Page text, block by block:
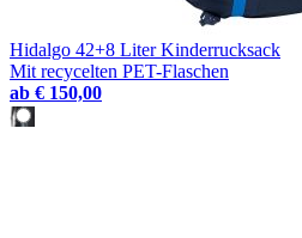
Hidalgo 42+8 Liter Kinderrucksack
Mit recycelten PET-Flaschen
ab € 150,00